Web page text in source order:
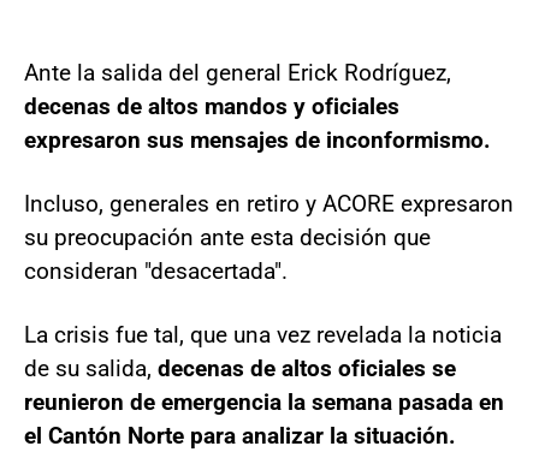
Ante la salida del general Erick Rodríguez,
decenas de altos mandos y oficiales
expresaron sus mensajes de inconformismo.
Incluso, generales en retiro y ACORE expresaron
su preocupación ante esta decisión que
consideran "desacertada".
La crisis fue tal, que una vez revelada la noticia
de su salida, decenas de altos oficiales se
reunieron de emergencia la semana pasada en
el Cantón Norte para analizar la situación.